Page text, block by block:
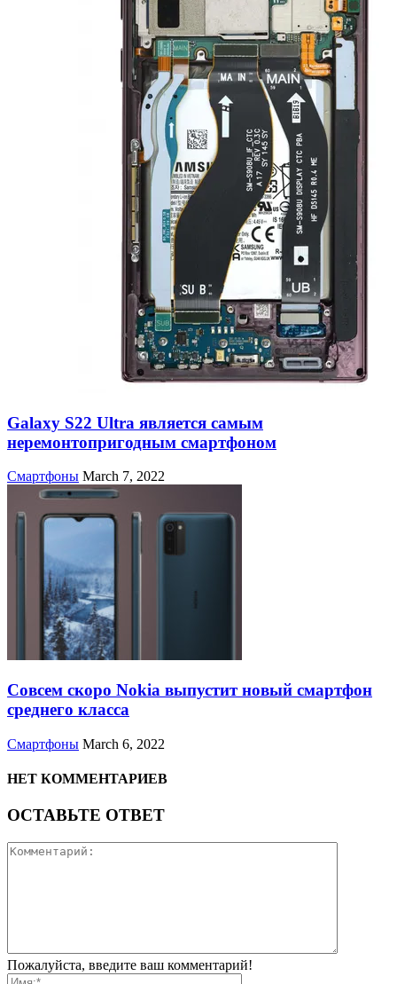
Galaxy S22 Ultra является самым
неремонтопригодным смартфоном
Смартфоны March 7, 2022
Совсем скоро Nokia выпустит новый смартфон
среднего класса
Смартфоны March 6, 2022
НЕТ КОММЕНТАРИЕВ
ОСТАВЬТЕ ОТВЕТ
Пожалуйста, введите ваш комментарий!